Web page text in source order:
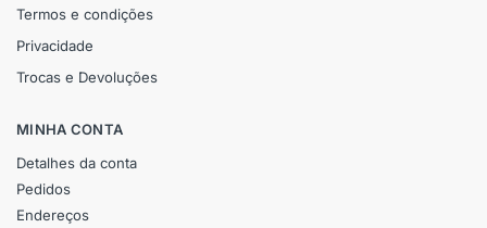
Termos e condições
Privacidade
Trocas e Devoluções
MINHA CONTA
Detalhes da conta
Pedidos
Endereços